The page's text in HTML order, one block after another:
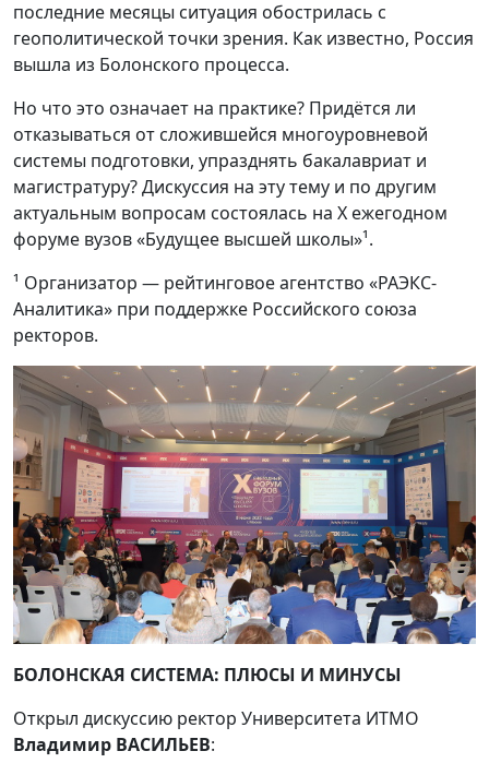
последние месяцы ситуация обострилась с
геополитической точки зрения. Как известно, Россия
вышла из Болонского процесса.
Но что это означает на практике? Придётся ли
отказываться от сложившейся многоуровневой
системы подготовки, упразднять бакалавриат и
магистратуру? Дискуссия на эту тему и по другим
актуальным вопросам состоялась на X ежегодном
форуме вузов «Будущее высшей школы»¹.
¹ Организатор — рейтинговое агентство «РАЭКС-
Аналитика» при поддержке Российского союза
ректоров.
БОЛОНСКАЯ СИСТЕМА: ПЛЮСЫ И МИНУСЫ
Открыл дискуссию ректор Университета ИТМО
Владимир ВАСИЛЬЕВ: